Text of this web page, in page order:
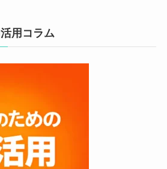
用コラム